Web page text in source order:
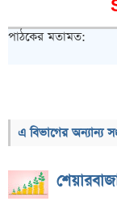
পাঠকের মতামত:
এ বিভাগের অন্যান্য